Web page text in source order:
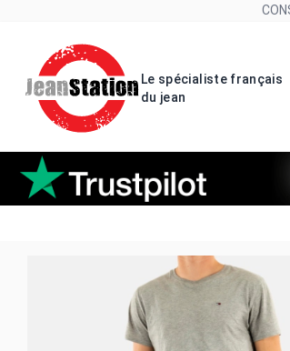
Le spécialiste français
du jean
pantalons tommy